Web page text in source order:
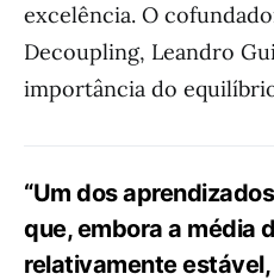
excelência. O
Decoupling, Leandro
importância do
“Um dos
que, embora a média
relativamente